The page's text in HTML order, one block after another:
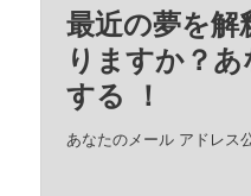
最近の夢を解
りますか？
する ！
あなたのメール アドレス